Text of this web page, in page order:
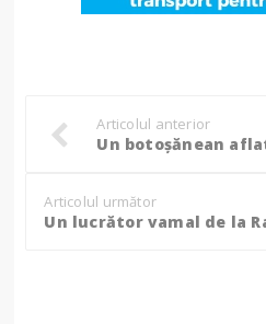
Articolul anterior
Articolul următor